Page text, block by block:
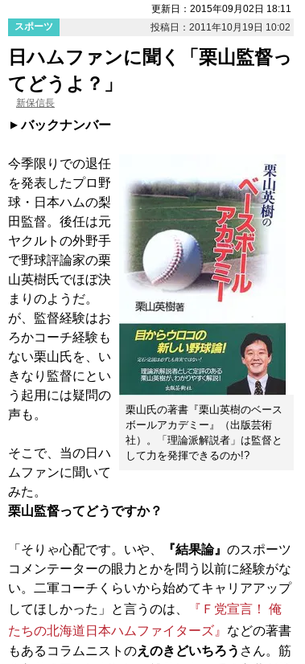
更新日：2015年09月02日 18:11
スポーツ
投稿日：2011年10月19日 10:02
日ハムファンに聞く「栗山監督っ
てどうよ？」
新保信長
バックナンバー
栗山氏の著書『栗山英樹のベース
ボールアカデミー』（出版芸術
社）。「理論派解説者」は監督と
して力を発揮できるのか!?
今季限りでの退任
を発表したプロ野
球・日本ハムの梨
田監督。後任は元
ヤクルトの外野手
で野球評論家の栗
山英樹氏でほぼ決
まりのようだ。
が、監督経験はお
ろかコーチ経験も
ない栗山氏を、い
きなり監督にとい
う起用には疑問の
声も。
そこで、当の日ハ
ムファンに聞いて
栗山監督ってどうですか？
「そりゃ心配です。いや、 『結果論』 のスポーツ
コメンテーターの眼力とかを問う以前に経験がな
い。二軍コーチくらいから始めてキャリアアップ
してほしかった」と言うのは、
『Ｆ党宣言！ 俺
たちの北海道日本ハムファイターズ』 などの著書
もあるコラムニストのえのきどいちろう さん。筋